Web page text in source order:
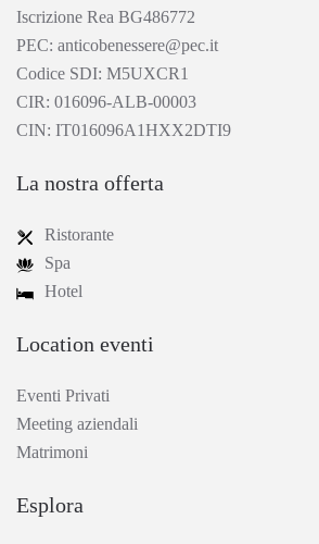
Iscrizione Rea BG486772
PEC: anticobenessere@pec.it
Codice SDI: M5UXCR1
CIR: 016096-ALB-00003
CIN: IT016096A1HXX2DTI9
La nostra offerta
Ristorante
Spa
Hotel
Location eventi
Eventi Privati
Meeting aziendali
Matrimoni
Esplora